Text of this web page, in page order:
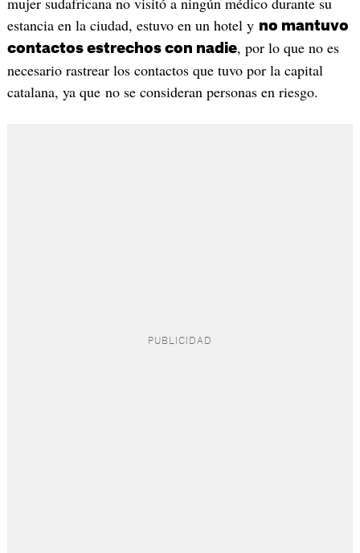
estancia en la ciudad, estuvo en un hotel y no mantuvo
contactos estrechos con nadie, por lo que no es
necesario rastrear los contactos que tuvo por la capital
catalana, ​​ya que no se consideran personas en riesgo.